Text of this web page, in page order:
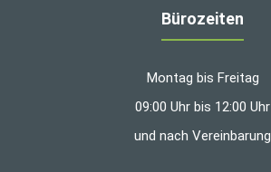
Bürozeiten
Montag bis Freitag
09:00 Uhr bis 12:00 Uhr
und nach Vereinbarung